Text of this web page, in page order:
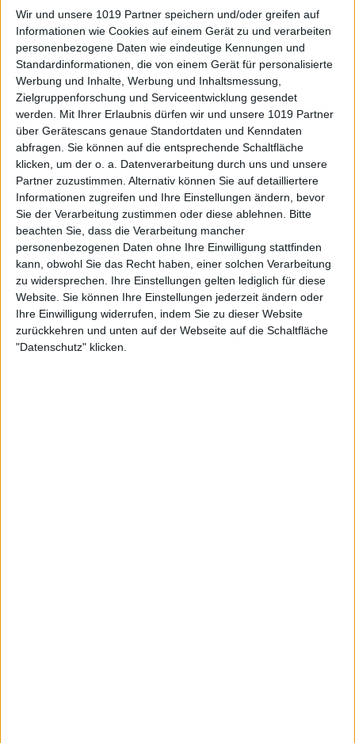
Wir und unsere 1019 Partner speichern und/oder greifen auf
Informationen wie Cookies auf einem Gerät zu und verarbeiten
personenbezogene Daten wie eindeutige Kennungen und
Standardinformationen, die von einem Gerät für personalisierte
Werbung und Inhalte, Werbung und Inhaltsmessung,
Zielgruppenforschung und Serviceentwicklung gesendet
werden.
Mit Ihrer Erlaubnis dürfen wir und unsere 1019 Partner
über Gerätescans genaue Standortdaten und Kenndaten
abfragen. Sie können auf die entsprechende Schaltfläche
klicken, um der o. a. Datenverarbeitung durch uns und unsere
Partner zuzustimmen. Alternativ können Sie auf detailliertere
Informationen zugreifen und Ihre Einstellungen ändern, bevor
Sie der Verarbeitung zustimmen oder diese ablehnen.
Bitte
beachten Sie, dass die Verarbeitung mancher
personenbezogenen Daten ohne Ihre Einwilligung stattfinden
kann, obwohl Sie das Recht haben, einer solchen Verarbeitung
zu widersprechen. Ihre Einstellungen gelten lediglich für diese
Website. Sie können Ihre Einstellungen jederzeit ändern oder
Ihre Einwilligung widerrufen, indem Sie zu dieser Website
zurückkehren und unten auf der Webseite auf die Schaltfläche
"Datenschutz" klicken.